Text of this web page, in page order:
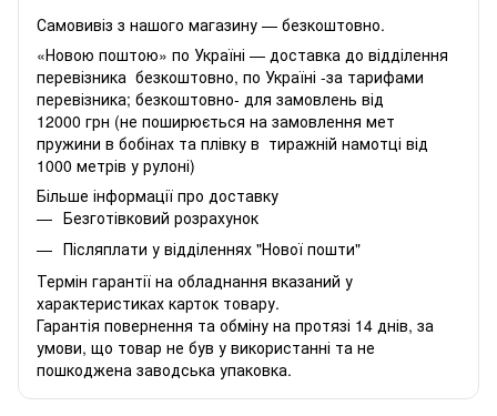
Самовивіз з нашого магазину — безкоштовно.
«Новою поштою» по Україні — доставка до відділення
перевізника безкоштовно, по Україні -за тарифами
перевізника; безкоштовно- для замовлень від
12000 грн (не поширюється на замовлення мет
пружини в бобінах та плівку в тиражній намотці від
1000 метрів у рулоні)
Більше інформації про доставку
Безготівковий розрахунок
Післяплати у відділеннях "Нової пошти"
Термін гарантії на обладнання вказаний у
характеристиках карток товару.
Гарантія повернення та обміну на протязі 14 днів, за
умови, що товар не був у використанні та не
пошкоджена заводська упаковка.